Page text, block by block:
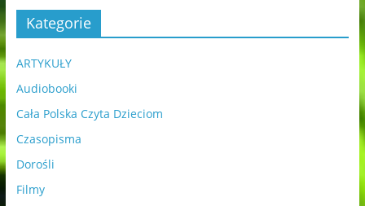
Kategorie
ARTYKUŁY
Audiobooki
Cała Polska Czyta Dzieciom
Czasopisma
Dorośli
Filmy